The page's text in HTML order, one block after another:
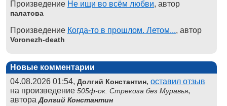
Произведение Не ищи во всём любви, автор
палатова
Произведение Когда-то в прошлом. Летом..., автор
Voronezh-death
Новые комментарии
04.08.2026 01:54, Долгий Константин, оставил отзыв
на произведение 505ф-ок. Стрекоза без Муравья,
автораДолгий Константин